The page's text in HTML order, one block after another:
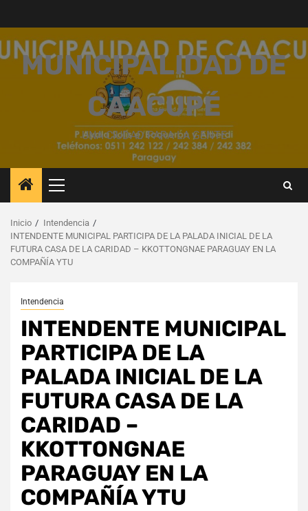
contenido
MUNICIPALIDAD DE
CAACUPÉ
UNA CIUDAD PARA LA GENTE
Menú
principal
Inicio
Intendencia
INTENDENTE MUNICIPAL PARTICIPA DE LA PALADA INICIAL DE LA
FUTURA CASA DE LA CARIDAD – KKOTTONGNAE PARAGUAY EN LA
COMPAÑÍA YTU
Intendencia
INTENDENTE MUNICIPAL
PARTICIPA DE LA
PALADA INICIAL DE LA
FUTURA CASA DE LA
CARIDAD –
KKOTTONGNAE
PARAGUAY EN LA
COMPAÑÍA YTU